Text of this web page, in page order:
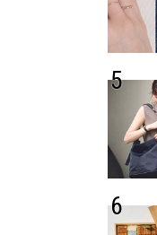
鉄板“シンプル黒ワ
カーフ』で盛るのが
クラッシィ]
ブ、トリニティetc.
』に選ぶ人増えて